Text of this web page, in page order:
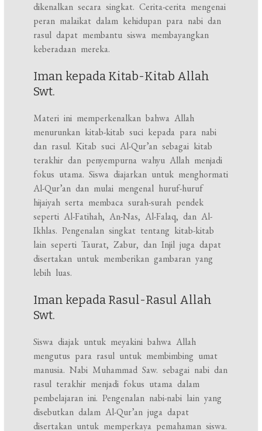
dikenalkan secara singkat. Cerita-cerita mengenai
peran malaikat dalam kehidupan para nabi dan
rasul dapat membantu siswa membayangkan
keberadaan mereka.
Iman kepada Kitab-Kitab Allah
Swt.
Materi ini memperkenalkan bahwa Allah
menurunkan kitab-kitab suci kepada para nabi
dan rasul. Kitab suci Al-Qur’an sebagai kitab
terakhir dan penyempurna wahyu Allah menjadi
fokus utama. Siswa diajarkan untuk menghormati
Al-Qur’an dan mulai mengenal huruf-huruf
hijaiyah serta membaca surah-surah pendek
seperti Al-Fatihah, An-Nas, Al-Falaq, dan Al-
Ikhlas. Pengenalan singkat tentang kitab-kitab
lain seperti Taurat, Zabur, dan Injil juga dapat
disertakan untuk memberikan gambaran yang
lebih luas.
Iman kepada Rasul-Rasul Allah
Swt.
Siswa diajak untuk meyakini bahwa Allah
mengutus para rasul untuk membimbing umat
manusia. Nabi Muhammad Saw. sebagai nabi dan
rasul terakhir menjadi fokus utama dalam
pembelajaran ini. Pengenalan nabi-nabi lain yang
disebutkan dalam Al-Qur’an juga dapat
disertakan untuk memperkaya pemahaman siswa.